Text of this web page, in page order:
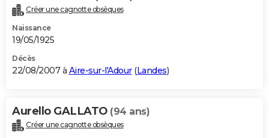
Créer une cagnotte obsèques
Naissance
19/05/1925
Décès
22/08/2007 à Aire-sur-l'Adour(Landes)
Aurello GALLATO (94 ans)
Créer une cagnotte obsèques